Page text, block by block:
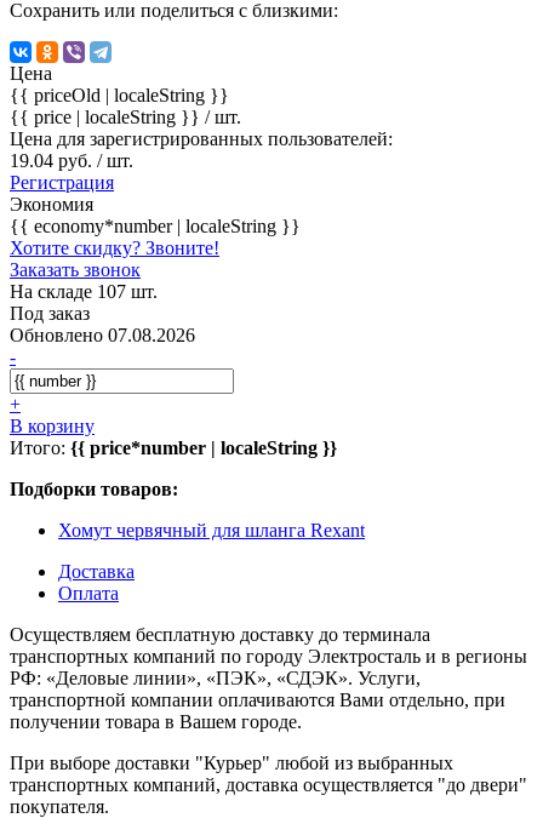
Сохранить или поделиться с близкими:
Цена
{{ priceOld | localeString }}
{{ price | localeString }} / шт.
Цена для зарегистрированных пользователей:
19.04 руб. / шт.
Регистрация
Экономия
{{ economy*number | localeString }}
Хотите скидку? Звоните!
Заказать звонок
На складе 107 шт.
Под заказ
Обновлено 07.08.2026
-
+
В корзину
Итого: {{ price*number | localeString }}
Подборки товаров:
Хомут червячный для шланга Rexant
Доставка
Оплата
Осуществляем бесплатную доставку до терминала
транспортных компаний по городу Электросталь и в регионы
РФ: «Деловые линии», «ПЭК», «СДЭК». Услуги,
транспортной компании оплачиваются Вами отдельно, при
получении товара в Вашем городе.
При выборе доставки "Курьер" любой из выбранных
транспортных компаний, доставка осуществляется "до двери"
покупателя.